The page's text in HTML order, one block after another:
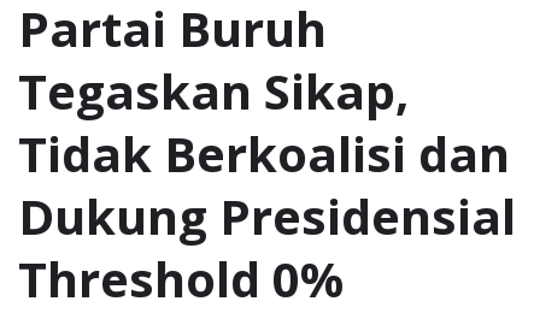
Partai Buruh
Tegaskan Sikap,
Tidak Berkoalisi dan
Dukung Presidensial
Threshold 0%